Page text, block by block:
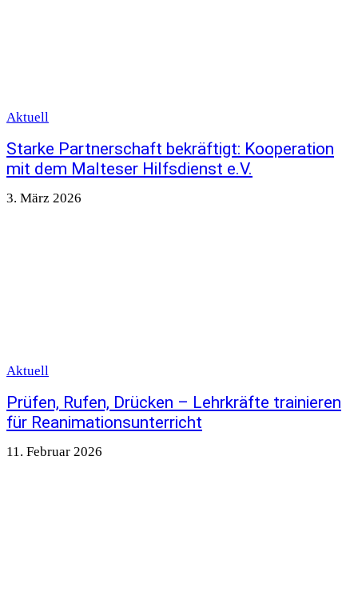
Aktuell
Starke Partnerschaft bekräftigt: Kooperation
mit dem Malteser Hilfsdienst e.V.
3. März 2026
Aktuell
Prüfen, Rufen, Drücken – Lehrkräfte trainieren
für Reanimationsunterricht
11. Februar 2026